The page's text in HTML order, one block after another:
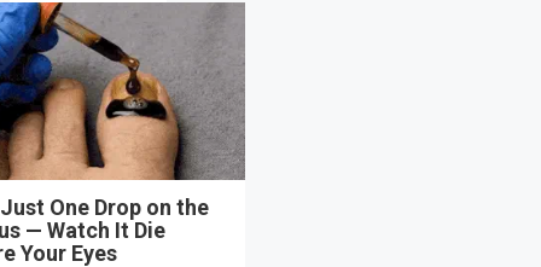
One Drop on the
— Watch It Die
Your Eyes